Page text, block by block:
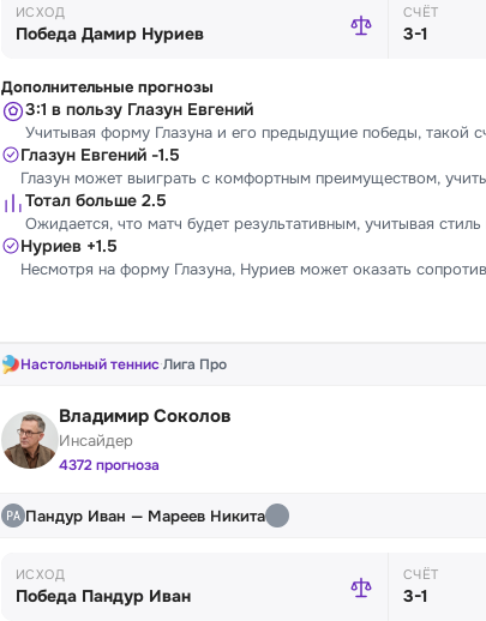
ИСХОД
Победа Дамир Нуриев
СЧЁТ
3-1
Дополнительные прогнозы
3:1 в пользу Глазун Евгений
Учитывая форму Глазуна и его предыдущие победы, такой
Глазун Евгений -1.5
Глазун может выиграть с комфортным преимуществом,
Тотал больше 2.5
Ожидается, что матч будет результативным, учитывая
Нуриев +1.5
Несмотря на форму Глазуна, Нуриев может оказать
Настольный теннис·Лига Про
Владимир Соколов
Инсайдер
4372 прогноза
Пандур Иван — Мареев Никита
ИСХОД
Победа Пандур Иван
СЧЁТ
3-1